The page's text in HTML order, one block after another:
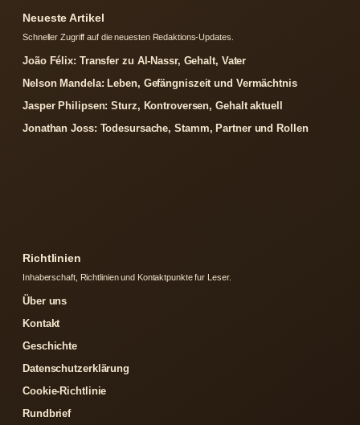
Neueste Artikel
Schneller Zugriff auf die neuesten Redaktions-Updates.
João Félix: Transfer zu Al-Nassr, Gehalt, Vater
Nelson Mandela: Leben, Gefängniszeit und Vermächtnis
Jasper Philipsen: Sturz, Kontroversen, Gehalt aktuell
Jonathan Joss: Todesursache, Stamm, Partner und Rollen
Richtlinien
Inhaberschaft, Richtlinien und Kontaktpunkte fur Leser.
Über uns
Kontakt
Geschichte
Datenschutzerklärung
Cookie-Richtlinie
Rundbrief